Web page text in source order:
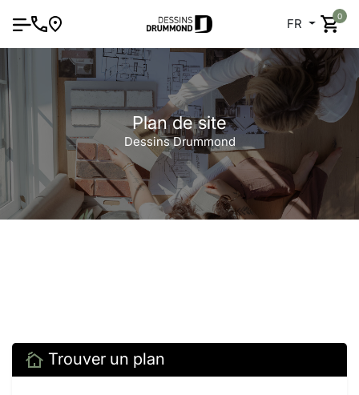
FR
0
Plan de site
Dessins Drummond
Trouver un plan